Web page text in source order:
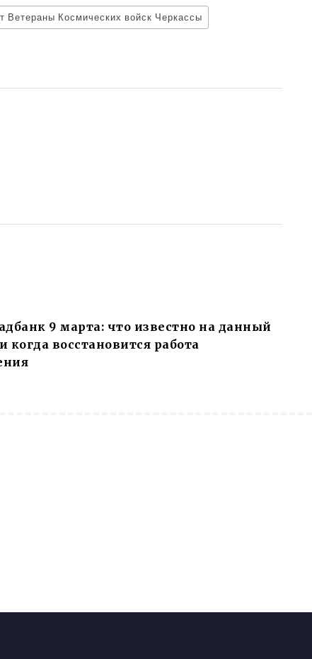
Ветераны Космических войск Черкассы
9 марта: что известно на данный
когда восстановится работа